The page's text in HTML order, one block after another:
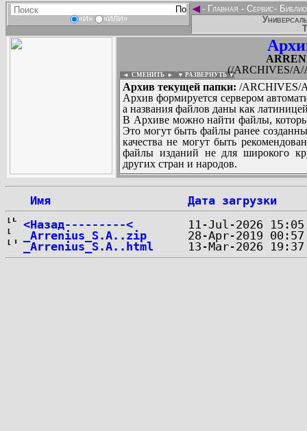
«И» «ИЛИ»
◄- Главная - Сервис-
(/ARCHIVES/A/
◄ СМЕНИТЬ ► ▼ РАЗВЕРНУТЬ ▼
Архив текущей папки: /ARCHIVES/
Архив формируется сервером
а названия файлов даны как
В Архиве можно найти файлы,
Это могут быть файлы ранее
качества не могут быть
файлы изданий не для широкого
других стран и народов.
Имя
Дата загрузки
<Назад---------<
_Arrenius_S.A..zip
_Arrenius_S.A..html